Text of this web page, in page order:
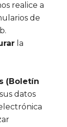
realice a
de
la
(Boletín
datos